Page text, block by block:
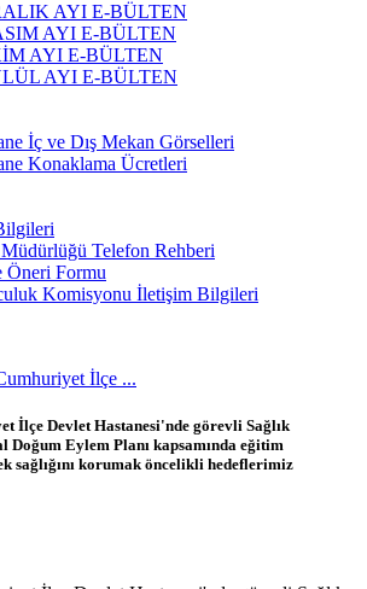
AYI E-BÜLTEN
AYI E-BÜLTEN
AYI E-BÜLTEN
AYI E-BÜLTEN
İç ve Dış Mekan Görselleri
Konaklama Ücretleri
Telefon Rehberi
Öneri Formu
Komisyonu İletişim Bilgileri
İlçe ...
İlçe Devlet Hastanesi'nde görevli Sağlık
Eylem Planı kapsamında eğitim
sağlığını korumak öncelikli hedeflerimiz